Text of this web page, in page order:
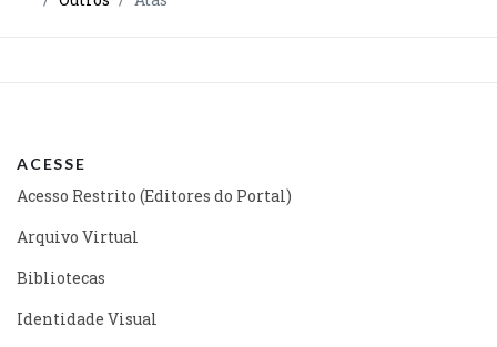
ACESSE
Acesso Restrito (Editores do Portal)
Arquivo Virtual
Bibliotecas
Identidade Visual